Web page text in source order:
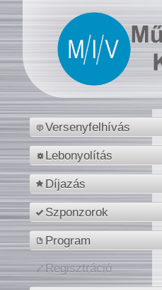
Versenyfelhívás
Lebonyolítás
Díjazás
Szponzorok
Program
Regisztráció